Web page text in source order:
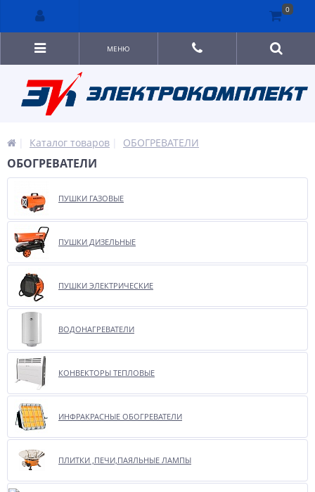
МЕНЮ
Каталог товаров ОБОГРЕВАТЕЛИ
ОБОГРЕВАТЕЛИ
ПУШКИ ГАЗОВЫЕ
ПУШКИ ДИЗЕЛЬНЫЕ
ПУШКИ ЭЛЕКТРИЧЕСКИЕ
ВОДОНАГРЕВАТЕЛИ
КОНВЕКТОРЫ ТЕПЛОВЫЕ
ИНФРАКРАСНЫЕ ОБОГРЕВАТЕЛИ
ПЛИТКИ ,ПЕЧИ,ПАЯЛЬНЫЕ ЛАМПЫ
0